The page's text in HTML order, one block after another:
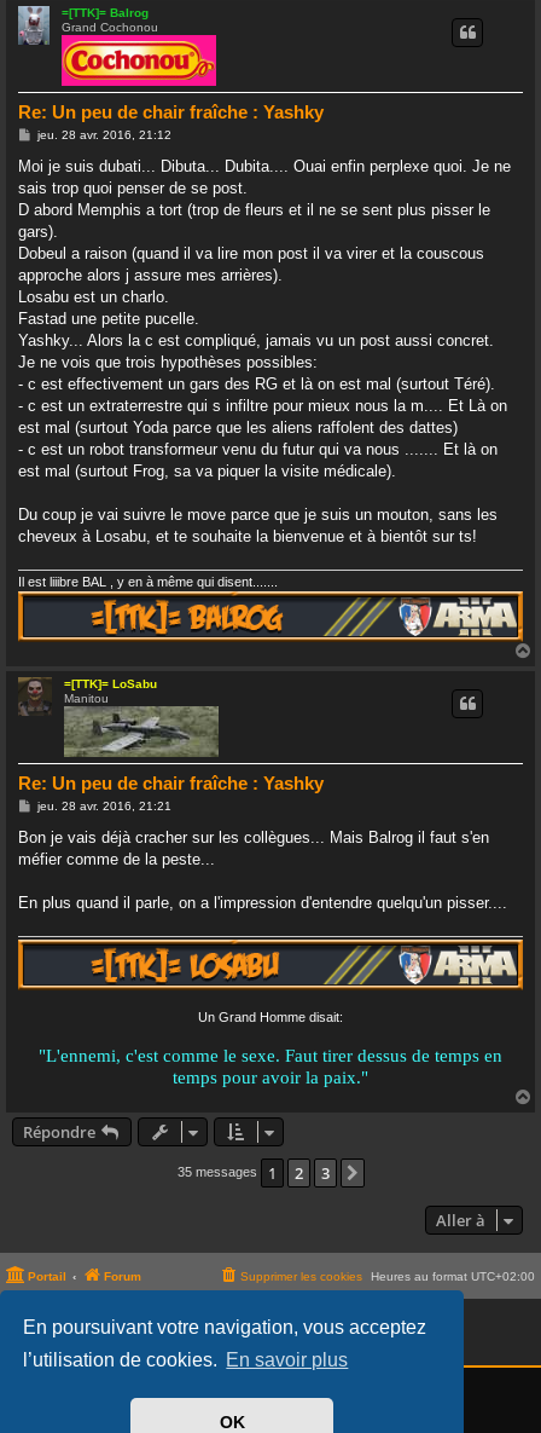
En poursuivant votre navigation, vous acceptez
l’utilisation de cookies. En savoir plus
OK
=[TTK]= Balrog
Grand Cochonou
Re: Un peu de chair fraîche : Yashky
M
s
a
g
jeu. 28 avr. 2016, 21:12
Moi je suis dubati... Dibuta... Dubita.... Ouai enfin perplexe quoi. Je ne
sais trop quoi penser de se post.
D abord Memphis a tort (trop de fleurs et il ne se sent plus pisser le
gars).
Dobeul a raison (quand il va lire mon post il va virer et la couscous
approche alors j assure mes arrières).
Losabu est un charlo.
Fastad une petite pucelle.
Yashky... Alors la c est compliqué, jamais vu un post aussi concret.
Je ne vois que trois hypothèses possibles:
- c est effectivement un gars des RG et là on est mal (surtout Téré).
- c est un extraterrestre qui s infiltre pour mieux nous la m.... Et Là on
est mal (surtout Yoda parce que les aliens raffolent des dattes)
- c est un robot transformeur venu du futur qui va nous ....... Et là on
est mal (surtout Frog, sa va piquer la visite médicale).
Du coup je vai suivre le move parce que je suis un mouton, sans les
cheveux à Losabu, et te souhaite la bienvenue et à bientôt sur ts!
Il est liiibre BAL , y en à même qui disent.......
=[TTK]= LoSabu
Manitou
Re: Un peu de chair fraîche : Yashky
M
s
a
jeu. 28 avr. 2016, 21:21
Bon je vais déjà cracher sur les collègues... Mais Balrog il faut s'en
méfier comme de la peste...
En plus quand il parle, on a l'impression d'entendre quelqu'un pisser....
Un Grand Homme disait:
"L'ennemi, c'est comme le sexe. Faut tirer dessus de temps en
temps pour avoir la paix."
Répondre
35 messages 1 2 3
Aller à
Portail Forum Heures au format UTC+02:00
Supprimer les cookies
Thème adapté de Prosilver parMemphis007 Team TranKilou
Développé parphpBB® Forum Software © phpBB Limited